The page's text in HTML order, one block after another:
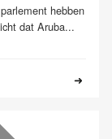
hebben
dat Aruba...